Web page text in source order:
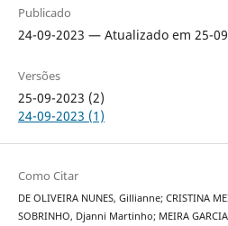
Publicado
24-09-2023 — Atualizado em 25-
Versões
25-09-2023 (2)
24-09-2023 (1)
Como Citar
DE OLIVEIRA NUNES, Gillianne; CRISTINA
SOBRINHO, Djanni Martinho; MEIRA